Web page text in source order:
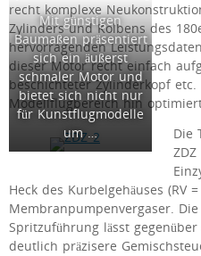
recht komplexe
Zylinders und Kolbens des
hervorragenden
dieser Motor recht einfach
beschichteter Zylinderkopf
Modellflugbereich hin
Mit günstigen
Baumaßen präsentiert
sich ein äußerst
schmaler Motor und
bietet sich nicht nur
für Kunstflugmodelle
um …
Die
Heck des Kurbelgehäuses (RV
Membranpumpenvergaser.
Spritzuführung lässt
deutlich präzisere